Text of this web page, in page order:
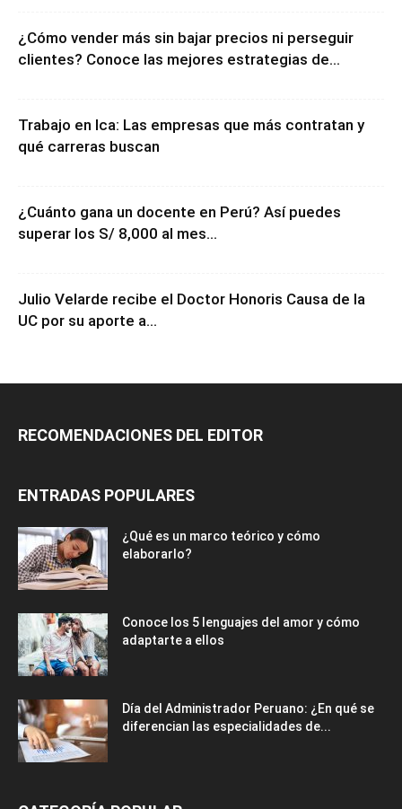
¿Cómo vender más sin bajar precios ni perseguir
clientes? Conoce las mejores estrategias de...
Trabajo en Ica: Las empresas que más contratan y
qué carreras buscan
¿Cuánto gana un docente en Perú? Así puedes
superar los S/ 8,000 al mes...
Julio Velarde recibe el Doctor Honoris Causa de la
UC por su aporte a...
RECOMENDACIONES DEL EDITOR
ENTRADAS POPULARES
¿Qué es un marco teórico y cómo
elaborarlo?
Conoce los 5 lenguajes del amor y cómo
adaptarte a ellos
Día del Administrador Peruano: ¿En qué se
diferencian las especialidades de...